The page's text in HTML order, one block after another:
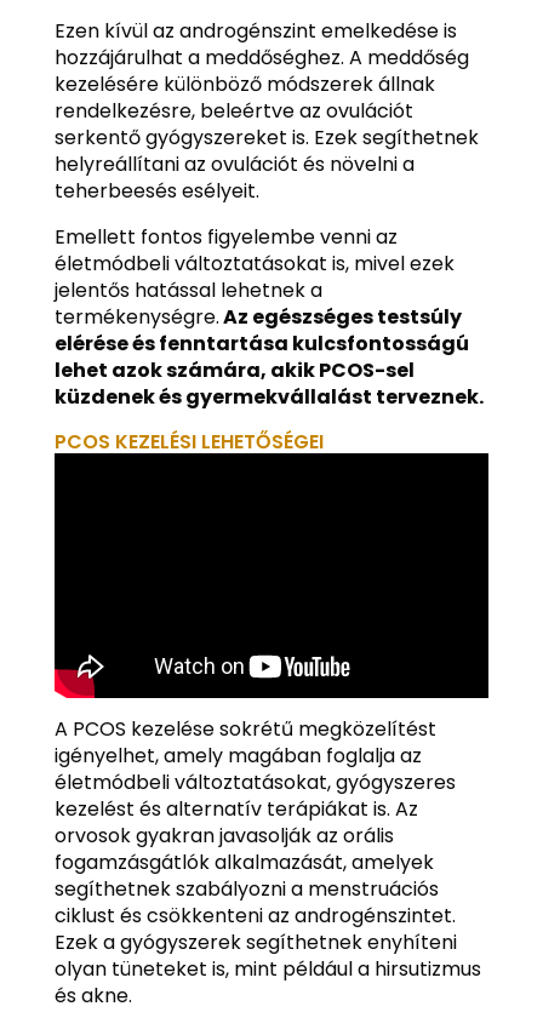
Ezen kívül az androgénszint emelkedése is
hozzájárulhat a meddőséghez. A meddőség
kezelésére különböző módszerek állnak
rendelkezésre, beleértve az ovulációt
serkentő gyógyszereket is. Ezek segíthetnek
helyreállítani az ovulációt és növelni a
teherbeesés esélyeit.
Emellett fontos figyelembe venni az
életmódbeli változtatásokat is, mivel ezek
jelentős hatással lehetnek a
termékenységre.Az egészséges testsúly
elérése és fenntartása kulcsfontosságú
lehet azok számára, akik PCOS-sel
küzdenek és gyermekvállalást terveznek.
PCOS KEZELÉSI LEHETŐSÉGEI
A PCOS kezelése sokrétű megközelítést
igényelhet, amely magában foglalja az
életmódbeli változtatásokat, gyógyszeres
kezelést és alternatív terápiákat is. Az
orvosok gyakran javasolják az orális
fogamzásgátlók alkalmazását, amelyek
segíthetnek szabályozni a menstruációs
ciklust és csökkenteni az androgénszintet.
Ezek a gyógyszerek segíthetnek enyhíteni
olyan tüneteket is, mint például a hirsutizmus
és akne.